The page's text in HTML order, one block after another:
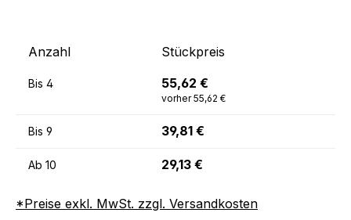
Anzahl Stückpreis
Bis 4 55,62 €
vorher 55,62 €
Bis 9 39,81 €
Ab 10 29,13 €
*Preise exkl. MwSt. zzgl. Versandkosten